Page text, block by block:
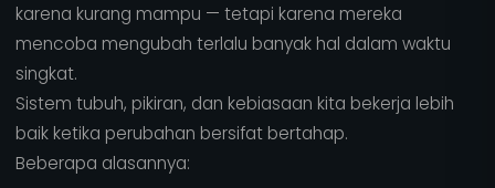
karena kurang mampu — tetapi karena mereka
mencoba mengubah terlalu banyak hal dalam waktu
singkat.
Sistem tubuh, pikiran, dan kebiasaan kita bekerja lebih
baik ketika perubahan bersifat bertahap.
Beberapa alasannya: